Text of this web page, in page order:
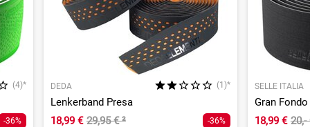
(4)*
-36%
DEDA (1)*
Lenkerband Presa
18,99 € 29,95 €² -36%
SELLE ITALIA
Gran
18,99 €